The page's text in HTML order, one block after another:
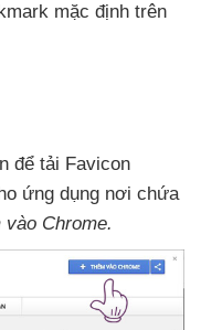
mặc định trên
để tải Favicon
ứng dụng nơi chứa
vào Chrome.